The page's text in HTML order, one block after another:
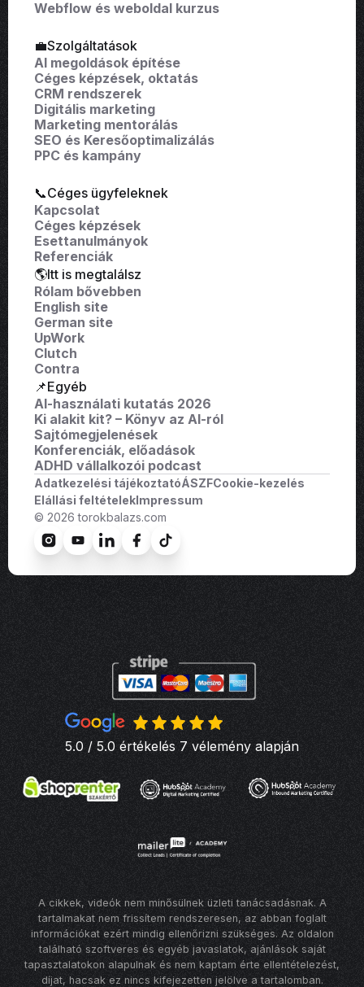
Webflow és weboldal kurzus
💼Szolgáltatások
AI megoldások építése
Céges képzések, oktatás
CRM rendszerek
Digitális marketing
Marketing mentorálás
SEO és Keresőoptimalizálás
PPC és kampány
📞Céges ügyfeleknek
Kapcsolat
Céges képzések
Esettanulmányok
Referenciák
🌎Itt is megtalálsz
Rólam bővebben
English site
German site
UpWork
Clutch
Contra
📌Egyéb
AI-használati kutatás 2026
Ki alakit kit? – Könyv az AI-ról
Sajtómegjelenések
Konferenciák, előadások
ADHD vállalkozói podcast
Adatkezelési tájékoztatóÁSZFCookie-kezelés
Elállási feltételekImpressum
© 2026 torokbalazs.com
5.0 / 5.0 értékelés 7 vélemény alapján
A cikkek, videók nem minősülnek üzleti tanácsadásnak. A
tartalmakat nem frissítem rendszeresen, az abban foglalt
információkat ezért mindig ellenőrizni szükséges. Az oldalon
található szoftveres és egyéb javaslatok, ajánlások saját
tapasztalatokon alapulnak és nem kaptam érte ellentételezést,
díjat, hacsak ez nincs kifejezetten jelölve a tartalomban.